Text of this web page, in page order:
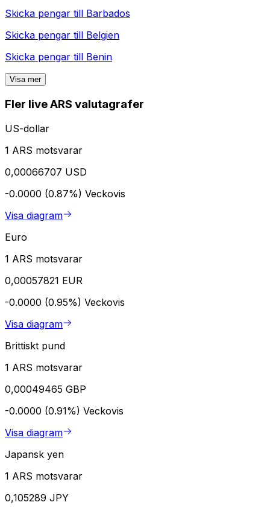
Skicka pengar till Barbados
Skicka pengar till Belgien
Skicka pengar till Benin
Visa mer
Fler live ARS valutagrafer
US-dollar
1 ARS motsvarar
0,00066707 USD
-0.0000 (0.87%) Veckovis
Visa diagram
Euro
1 ARS motsvarar
0,00057821 EUR
-0.0000 (0.95%) Veckovis
Visa diagram
Brittiskt pund
1 ARS motsvarar
0,00049465 GBP
-0.0000 (0.91%) Veckovis
Visa diagram
Japansk yen
1 ARS motsvarar
0,105289 JPY